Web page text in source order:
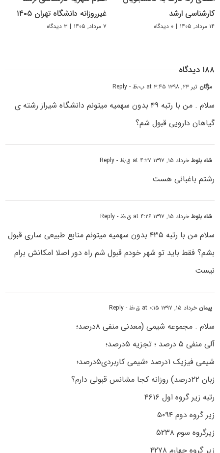
کارشناسی ارشد
۱۴ مرداد, ۱۴۰۵ | ۰ دیدگاه
غیرروزانه دانشگاه تهران ۱۴۰۵
۷ مرداد, ۱۴۰۵ | ۳ دیدگاه
۱۸۸ دیدگاه
مژگان تیر ۲۳, ۱۳۹۸ at ۳:۴۵ ب٫ظ - Reply
سلام . من با رتبه ۴۹ بدون سهمیه میتونم دانشگاه شیراز رشته ی
گیاهان دارویی قبول شم؟
شاه بلوطخرداد ۱۵, ۱۳۹۷ at ۴:۲۷ ق٫ظ - Reply
رشتم باغبانی هست
شاه بلوطخرداد ۱۵, ۱۳۹۷ at ۴:۲۶ ق٫ظ - Reply
سلام من با رتبه ۴۳۵ بدون سهمیه میتونم منابع طبیعی ساری قبول
بشم؟ فقط باید تو شهر خودم قبول شم راه دور اصلا امکانش برام
نیست
پیمان خرداد ۱۵, ۱۳۹۷ at ۰:۱۵ ق٫ظ - Reply
سلام . مجموعه شیمی (معدنی منفی ۸درصد؛
آلی منفی ۵ درصد ؛ تجزیه ۵درصد؛
شیمی فیزیک ۱درصد ؛شیمی کاربردی۵درصد؛
زبان ۲۲درصد) روزانه کجا مشانس قبولی دارم؟
رتبه زیر گروه اول ۴۶۱۶
زیر گروه دوم ۵۰۹۴
زیرگروه سوم ۵۲۳۸
زیر گروه چهارم ۴۲۷۸